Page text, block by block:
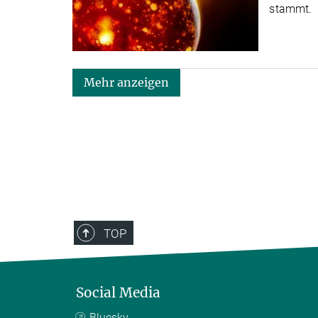
stammt.
Mehr anzeigen
TOP
Social Media